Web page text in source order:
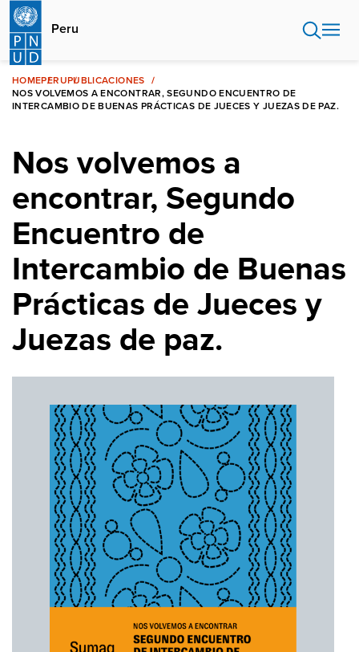
Pasar
contenido
principal
Peru
HOMEPERUPUBLICACIONES
NOS VOLVEMOS A ENCONTRAR, SEGUNDO ENCUENTRO DE
INTERCAMBIO DE BUENAS PRÁCTICAS DE JUECES Y JUEZAS DE PAZ.
Nos volvemos a
encontrar, Segundo
Encuentro de
Intercambio de Buenas
Prácticas de Jueces y
Juezas de paz.